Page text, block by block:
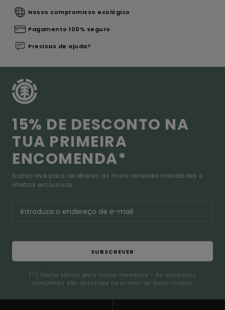
Nosso compromisso ecológico
Pagamento 100% seguro
Precisas de ajuda?
15% DE DESCONTO NA
TUA PRIMEIRA
ENCOMENDA*
Subscreve para receberes as mais recentes novidades e
ofertas exclusivas.
SUBSCREVER
(*) Oferta válida para novos membros - As condições
completas são descritas no e-mail de boas-vindas